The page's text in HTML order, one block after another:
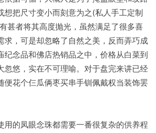
想把尺寸变小而刻意为之(私人手工定制
甚者将其高度抛光，虽然满足了很多喜
求，可是却忽略了自然之美，反而弄巧成
纪念品和佛店热销品之中，价格从白菜到
忽悠，实在不可理喻。对于盘完来讲已经
便花个仨瓜俩枣买串手钏佩戴权当装饰罢
用的凤眼念珠都需要一番很复杂的供养程